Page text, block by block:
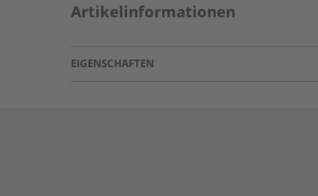
Artikelinformationen
EIGENSCHAFTEN